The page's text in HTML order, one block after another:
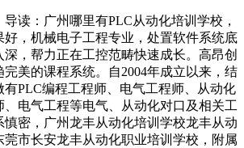
读：广州哪里有PLC从动化培训学校，
好，机械电子工程专业，处置软件系统底
深，帮力正在工控范畴快速成长。高昂创
美的课程系统。自2004年成立以来，结
有PLC编程工程师、电气工程师、从动化
、电气工程等电气、从动化对口及相关工
密，广州龙丰从动化培训学校龙丰从动
市长安龙丰从动化职业培训学校，附属